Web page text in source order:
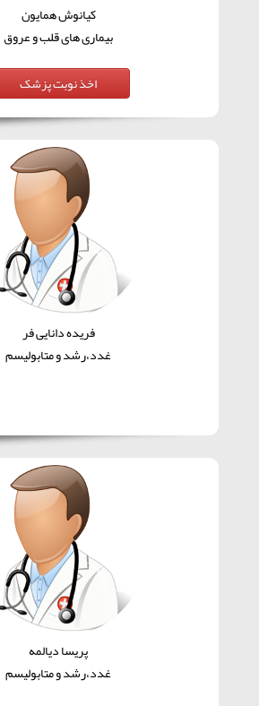
کیانوش همایون
بیماری های قلب و عروق
فریده دانایی فر
غدد،رشد و متابولیسم
پریسا دیالمه
غدد،رشد و متابولیسم